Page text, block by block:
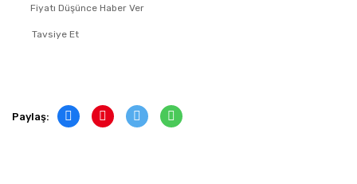
Fiyatı Düşünce Haber Ver
Tavsiye Et
Paylaş: